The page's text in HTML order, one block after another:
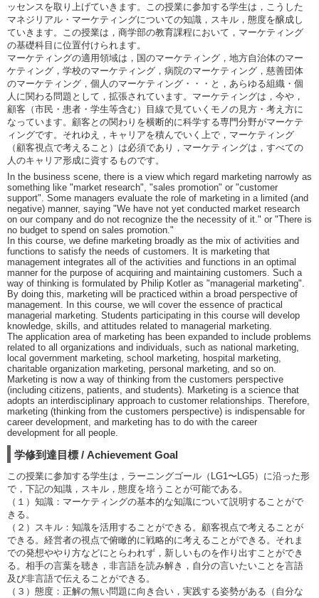
ッセンスを取り上げていきます。この授業に参加する学生は，こうした
マネジリアル・マーケティングについての知識，スキル，態度を醸成し
ていきます。この授業は，商学部の教育課程において，マーケティング
の基礎科目に位置付けられます。
マーケティングの適用領域は，国のマーケティング，地方自治体のマー
ケティング，学校のマーケティング，病院のマーケティング，慈善団体
のマーケティング，個人のマーケティング・・・と，あらゆる組織・個
人に関わる問題として，拡張されています。マーケティングは，今や，
顧客（市民・患者・学生等含む）目線で見ていくモノの見方・考え方に
なっています。顧客との関わりを横断的に科学する専門分野がマーケテ
ィングです。それゆえ，キャリアを積んでいく上で，マーケティング
（顧客視点で考えること）は必須であり，マーケティングは，すべての
人のキャリア形成に資するものです。
In the business scene, there is a view which regard marketing narrowly as
something like "market research", "sales promotion" or "customer
support". Some managers evaluate the role of marketing in a limited (and
negative) manner, saying "We have not yet conducted market research
on our company and do not recognize the the necessity of it." or "There is
no budget to spend on sales promotion."
In this course, we define marketing broadly as the mix of activities and
functions to satisfy the needs of customers. It is marketing that
management integrates all of the activities and functions in an optimal
manner for the purpose of acquiring and maintaining customers. Such a
way of thinking is formulated by Philip Kotler as "managerial marketing".
By doing this, marketing will be practiced within a broad perspective of
management. In this course, we will cover the essence of practical
managerial marketing. Students participating in this course will develop
knowledge, skills, and attitudes related to managerial marketing.
The application area of marketing has been expanded to include problems
related to all organizations and individuals, such as national marketing,
local government marketing, school marketing, hospital marketing,
charitable organization marketing, personal marketing, and so on.
Marketing is now a way of thinking from the customers perspective
(including citizens, patients, and students). Marketing is a science that
adopts an interdisciplinary approach to customer relationships. Therefore,
marketing (thinking from the customers perspective) is indispensable for
career development, and marketing has to do with the career
development for all people.
学修到達目標 / Achievement Goal
この授業に参加する学生は，ラーニングゴール（LG1〜LG5）に沿った形
で，下記の知識，スキル，態度を培うことが可能である。
（１）知識：マーケティングの基本的な知識について説明することがで
きる。
（２）スキル：知識を活用することができる。顧客視点で考えることが
できる。経営者の視点で俯瞰的に戦略的に考えることができる。それま
での発想ややり方などにとらわれず，新しいものを作り出すことができ
る。相手の言葉を聴き，非言語を読み解き，自分の言いたいことを言語
及び非言語で伝えることができる。
（３）態度：正解の無い問題に向き合い，実践する姿勢がある（自分な